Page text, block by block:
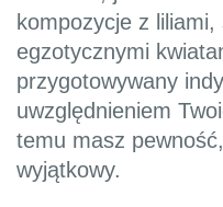
kompozycje z
egzotycznymi
przygotowywany
uwzględnieniem
temu masz
wyjątkowy.